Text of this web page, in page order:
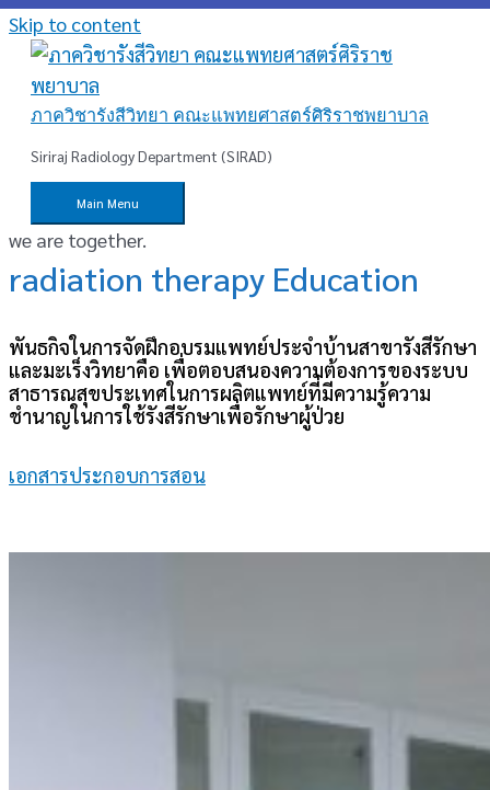
Skip to content
ภาควิชารังสีวิทยา คณะแพทยศาสตร์ศิริราชพยาบาล
Siriraj Radiology Department (SIRAD)
Main Menu
we are together.
radiation therapy Education
พันธกิจในการจัดฝึกอบรมแพทย์ประจำบ้านสาขารังสีรักษา
และมะเร็งวิทยาคือ เพื่อตอบสนองความต้องการของระบบ
สาธารณสุขประเทศในการผลิตแพทย์ที่มีความรู้ความ
ชำนาญในการใช้รังสีรักษาเพื่อรักษาผู้ป่วย
เอกสารประกอบการสอน